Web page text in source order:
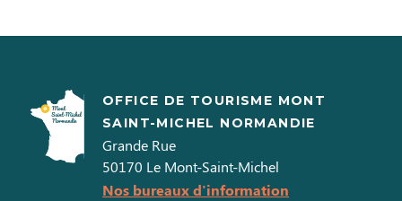
OFFICE DE TOURISME MONT
SAINT-MICHEL NORMANDIE
Grande Rue
50170 Le Mont-Saint-Michel
Nos bureaux d'information